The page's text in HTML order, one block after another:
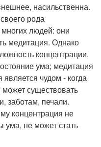
насильственна.
рода
людей: они
медитация. Однако
концентрации.
ума; медитация
чудом - когда
существовать
заботам, печали.
концентрация не
ума, не может стать